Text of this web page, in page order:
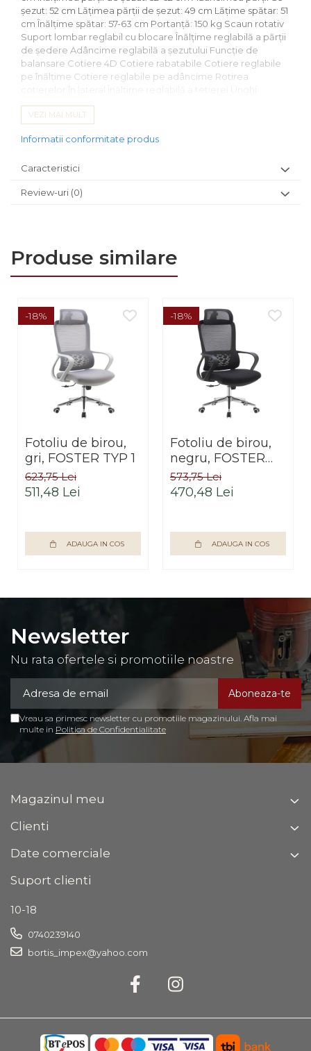
şezut: 52 cm Lăţimea părţii de şezut: 49 cm Lăţime spătar: 51
cm Înălţime spătar: 57-63 cm Portanţă: 150 kg Scaun rotativ
Suport lombar reglabil cu blocare Înălţime reglabilă a părţii
de şedere Adâncime reglabilă a şezutului Funcţie de
balansare Cotiere 4D Cotiere rabatabile Cotiere reglabile
pe înălţime Cotiere reglabile pe adâncime Rotirea
Cu roţi Practic Proprietăţi ergonomice Livrat dezasamblat
VEZI MAI MULT
Informatii conformitate produs
Caracteristici
Review-uri (0)
Produse similare
-18%
Fotoliu de birou,
gri, FOSTER TYP 1
623,75 Lei
511,48 Lei
ADAUGA IN COS
-18%
Fotoliu de birou,
negru, FOSTER
TYP 1
573,75 Lei
470,48 Lei
ADAUGA IN COS
Newsletter
Nu rata ofertele si promotiile noastre
Vreau sa primesc newsletter cu promotiile magazinului. Afla mai
multe in Politica de Confidentialitate
Magazinul meu
Clienti
Date comerciale
Suport clienti
10-18
0740239140
bortis_impex@yahoo.com